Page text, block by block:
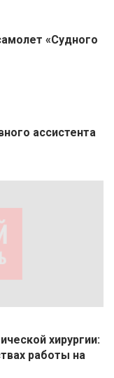
«Судного
ассистента
хирургии:
работы на